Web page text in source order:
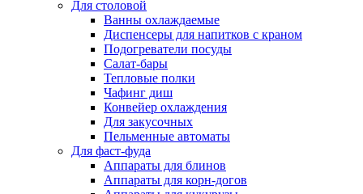
Для столовой
Ванны охлаждаемые
Диспенсеры для напитков с краном
Подогреватели посуды
Салат-бары
Тепловые полки
Чафинг диш
Конвейер охлаждения
Для закусочных
Пельменные автоматы
Для фаст-фуда
Аппараты для блинов
Аппараты для корн-догов